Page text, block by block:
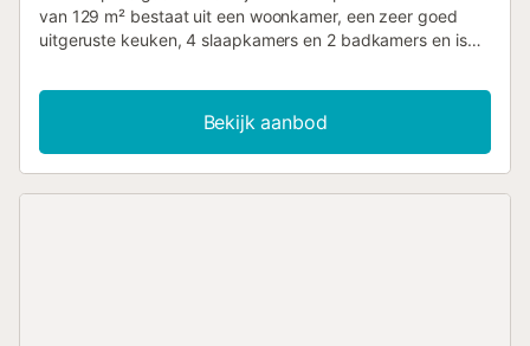
van 129 m² bestaat uit een woonkamer, een zeer goed
uitgeruste keuken, 4 slaapkamers en 2 badkamers en is
onder andere Wi-Fi (geschikt voor videogesprekken), een
ventilator, een wasmachine en een tv. Een babybedje en
een kinderstoel zijn ook beschikbaar. Uw privé-
buitenruimte bestaat uit een zwembad, een tuin,
Bekijk aanbod